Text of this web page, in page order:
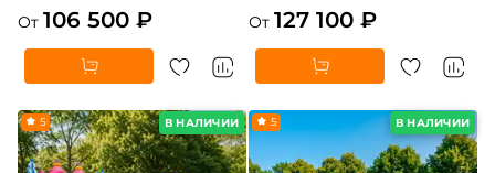
От 106 500 ₽
От 127 100 ₽
В НАЛИЧИИ
5 В НАЛИЧИИ
5